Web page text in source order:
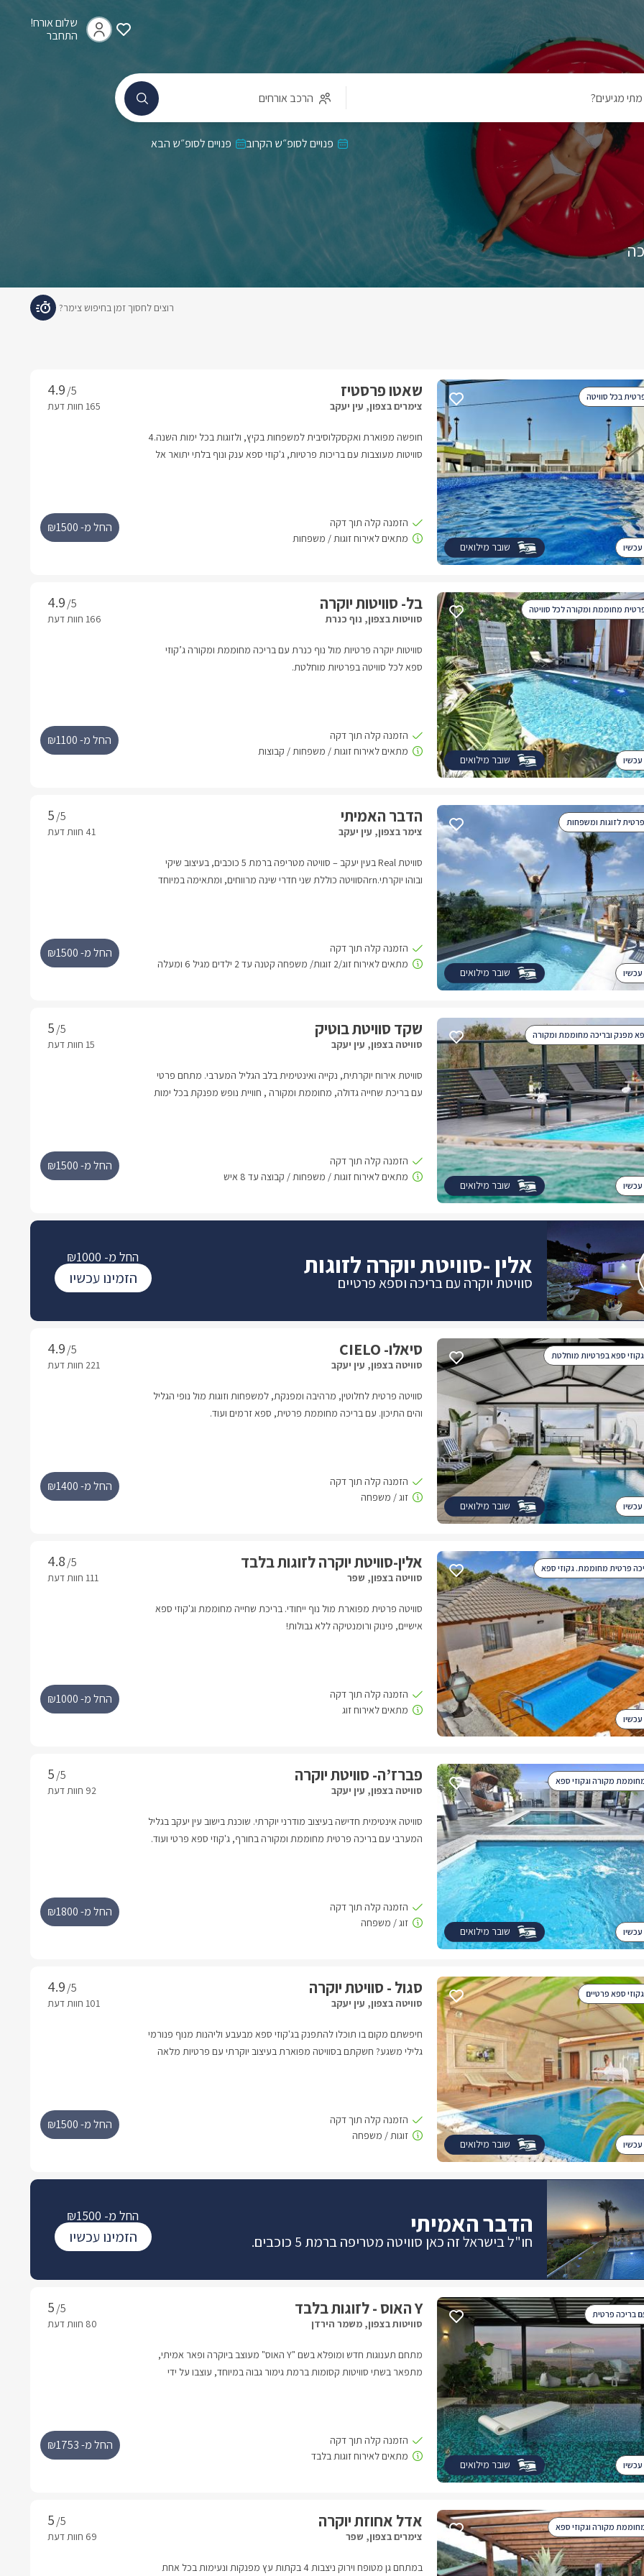
שלום אורח!
התחבר
מתי מגיעים? הרכב אורחים
פנויים לסופ״ש הקרוב פנויים לסופ״ש הבא
שובר מילואים
שאטו פרסטיז /5
צימרים בצפון, עין יעקב
חופשה מפוארת ואקסקלוסיבית למשפחות בקיץ, ולזוגות בכל ימות השנה.4
סוויטות מעוצבות עם בריכות פרטיות, ג'קוזי ספא ענק ונוף בלתי יתואר אל
החל מ- ₪1500
בכל סוויטה
שובר מילואים
בל- סוויטות יוקרה /5
סוויטות בצפון, נוף כנרת
סוויטות יוקרה פרטיות מול נוף כנרת עם בריכה מחוממת ומקורה ג’קוזי
ספא לכל סוויטה בפרטיות מוחלטת.
החל מ- ₪1100
מחוממת ומקורה לכל סוויטה
שובר מילואים
הדבר האמיתי /5
צימר בצפון, עין יעקב
סוויטת Real בעין יעקב – סוויטה מטריפה ברמת 5 כוכבים, בעיצוב שיקי
ובוהו יוקרתי.rnהסוויטה כוללת שני חדרי שינה מרווחים, ומתאימה במיוחד
החל מ- ₪1500
פרטית לזוגות ומשפחות
שובר מילואים
שקד סוויטת בוטיק /5
סוויטה בצפון, עין יעקב
סוויטת אירוח יוקרתית, נקייה ואינטימית בלב הגליל המערבי. מתחם פרטי
עם בריכת שחייה גדולה, מחוממת ומקורה , חוויית נופש מפנקת בכל ימות
החל מ- ₪1500
מפנק ובריכה מחוממת ומקורה
שובר מילואים
סיאלו- CIELO /5
סוויטה בצפון, עין יעקב
סוויטה פרטית לחלוטין, מרהיבה ומפנקת, למשפחות וזוגות מול נופי הגליל
והים התיכון. עם בריכה מחוממת פרטית, ספא זרמים ועוד.
החל מ- ₪1400
ספא בפרטיות מוחלטת
אלין-סוויטת יוקרה לזוגות בלבד /5
סוויטה בצפון, שפר
סוויטה פרטית מפוארת מול נוף ייחודי. בריכת שחייה מחוממת וג'קוזי ספא
אישיים, פינוק ורומנטיקה ללא גבולות!
החל מ- ₪1000
פרטית מחוממת. גקוזי ספא
שובר מילואים
פברז’ה- סוויטת יוקרה /5
סוויטה בצפון, עין יעקב
סוויטה אינטימית חדישה בעיצוב מודרני יוקרתי. שוכנת בישוב עין יעקב בגליל
המערבי עם בריכה פרטית מחוממת ומקורה בחורף, ג'קוזי ספא פרטי ועוד.
החל מ- ₪1800
מקורה וגקוזי ספא
שובר מילואים
סגול - סוויטת יוקרה /5
סוויטה בצפון, עין יעקב
חיפשתם מקום בו תוכלו להתפנק בג'קוזי ספא מבעבע וליהנות מנוף פנורמי
גלילי משגע? חשקתם בסוויטה מפוארת בעיצוב יוקרתי עם פרטיות מלאה
וחדשני ואווירה רומנטית יוקרתית.
החל מ- ₪1500
ספא פרטיים
שובר מילואים
Y האוס - לזוגות בלבד /5
סוויטות בצפון, משמר הירדן
מתחם תענוגות חדש ומופלא בשם "Y האוס" מעוצב ביוקרה ופאר אמיתי,
מתפאר בשתי סוויטות קסומות ברמת גימור גבוה במיוחד, עוצבו על ידי
במושב המיוחד משמר הירדן בלב הגליל המרהיב, עם נופים קסומים ואוויר
החל מ- ₪1753
בריכה פרטית
אדל אחוזת יוקרה /5
צימרים בצפון, שפר
במתחם גן מטופח וירוק ניצבות 4 בקתות עץ מפנקות ונעימות בכל אחת
מקורה וגקוזי ספא
אלין -סוויטת יוקרה לזוגות
סוויטת יוקרה עם בריכה וספא פרטיים
החל מ- ₪1000
הזמינו עכשיו
הדבר האמיתי
חו"ל בישראל זה כאן סוויטה מטריפה ברמת 5 כוכבים.
החל מ- ₪1500
הזמינו עכשיו